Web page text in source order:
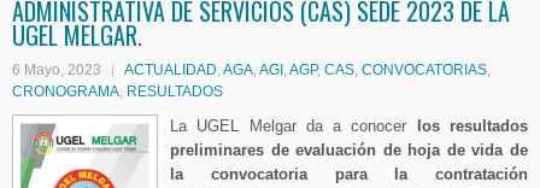
ADMINISTRATIVA DE SERVICIOS (CAS) SEDE 2023 DE LA
UGEL MELGAR.
6 Mayo, 2023 ACTUALIDAD,AGA,AGI ,AGP, CAS, CONVOCATORIAS,
CRONOGRAMA, RESULTADOS
La UGEL Melgar da a conocer
los resultados
preliminares de evaluación de hoja de vida de
la convocatoria para la contratación